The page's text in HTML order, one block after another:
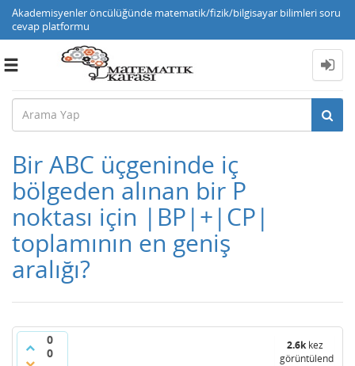
Akademisyenler öncülüğünde matematik/fizik/bilgisayar bilimleri soru
cevap platformu
Toggle
Bir ABC üçgeninde iç
bölgeden alınan bir P
noktası için |BP|+|CP|
toplamının en geniş
aralığı?
0
0
2.6kkez
görüntülendi